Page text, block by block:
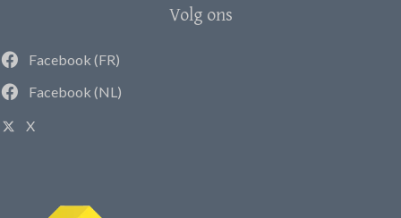
Volg ons
Facebook (FR)
Facebook (NL)
X